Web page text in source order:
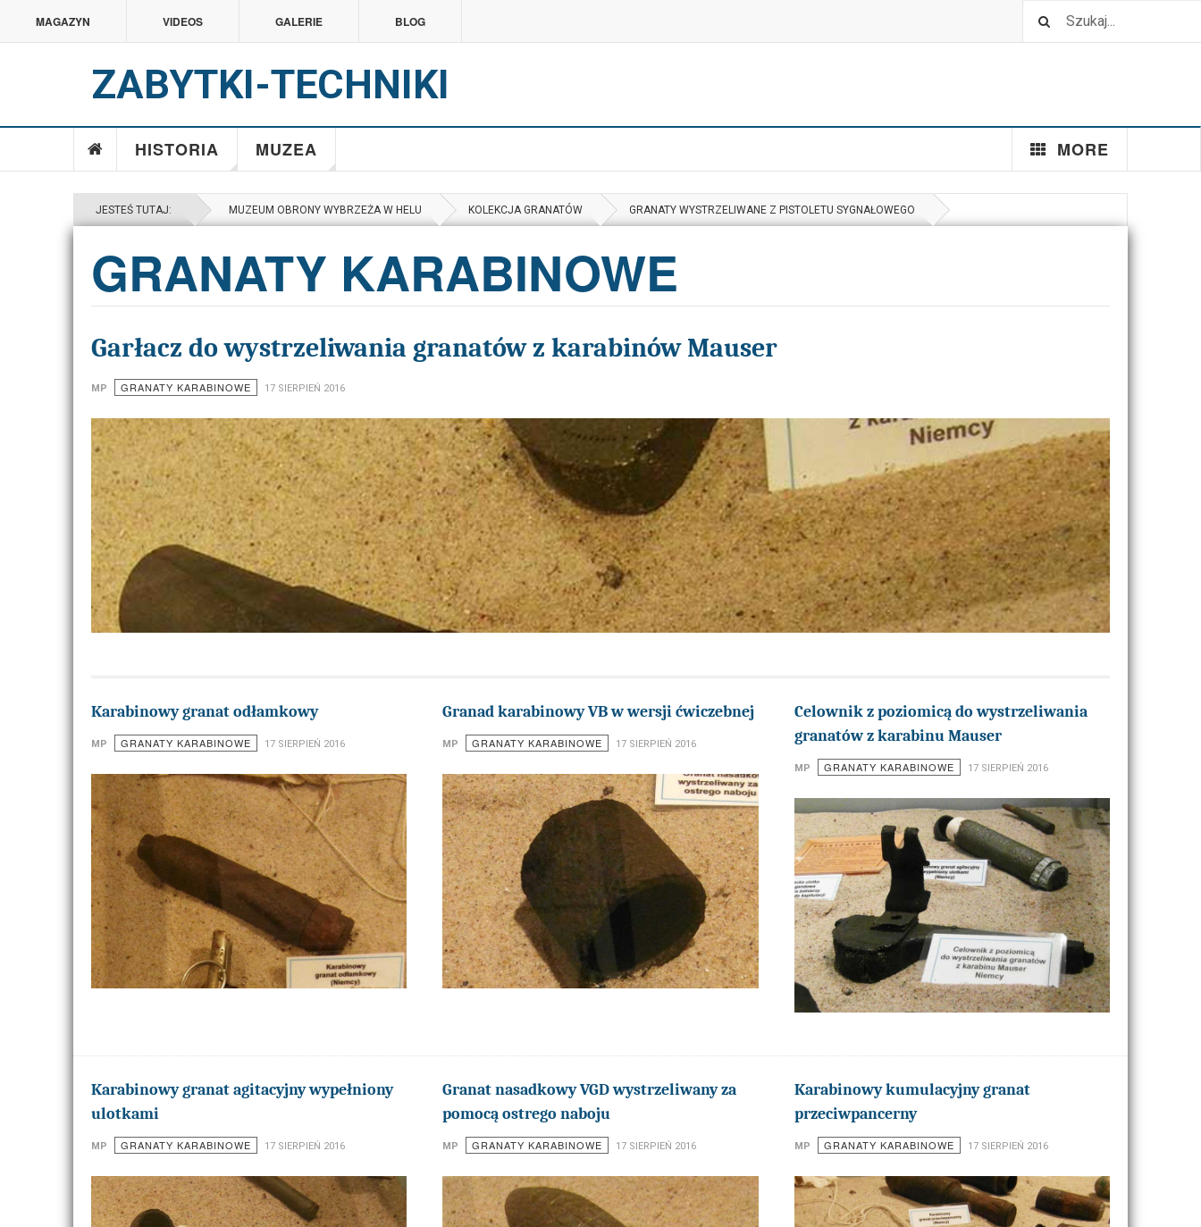
MAGAZYN VIDEOS GALERIE BLOG
ZABYTKI-TECHNIKI
HISTORIA MUZEA MORE
JESTEŚ TUTAJ: MUZEUM OBRONY WYBRZEŻA W HELU KOLEKCJA GRANATÓW GRANATY WYSTRZELIWANE Z PISTOLETU SYGNAŁOWEGO
GRANATY KARABINOWE
Garłacz do wystrzeliwania granatów z karabinów Mauser
MP GRANATY KARABINOWE 17 SIERPIEŃ 2016
Karabinowy granat odłamkowy
MP GRANATY KARABINOWE 17 SIERPIEŃ 2016
Granad karabinowy VB w wersji ćwiczebnej
MP GRANATY KARABINOWE 17 SIERPIEŃ 2016
Celownik z poziomicą do wystrzeliwania
granatów z karabinu Mauser
MP GRANATY KARABINOWE 17 SIERPIEŃ 2016
Karabinowy granat agitacyjny wypełniony
ulotkami
MP GRANATY KARABINOWE 17 SIERPIEŃ 2016
Granat nasadkowy VGD wystrzeliwany za
pomocą ostrego naboju
MP GRANATY KARABINOWE 17 SIERPIEŃ 2016
Karabinowy kumulacyjny granat
przeciwpancerny
MP GRANATY KARABINOWE 17 SIERPIEŃ 2016